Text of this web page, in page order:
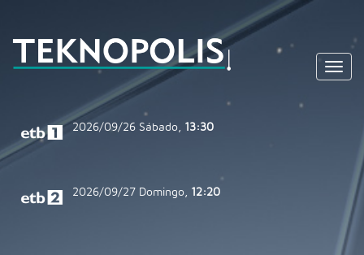
2026/09/26 Sábado, 13:30
2026/09/27 Domingo, 12:20